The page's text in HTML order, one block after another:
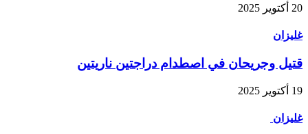
20 أكتوير 2025
غليزان
قتيل وجريحان في اصطدام دراجتين ناريتين
19 أكتوير 2025
غليزان